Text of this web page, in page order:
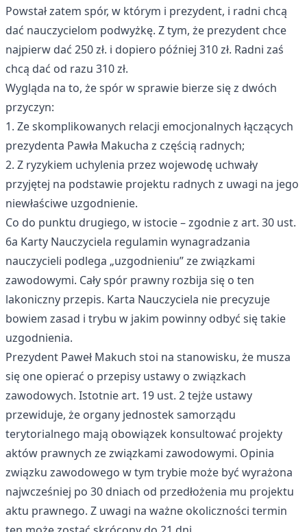
Powstał zatem spór, w którym i prezydent, i radni chcą
dać nauczycielom podwyżkę. Z tym, że prezydent chce
najpierw dać 250 zł. i dopiero później 310 zł. Radni zaś
chcą dać od razu 310 zł.
Wygląda na to, że spór w sprawie bierze się z dwóch
przyczyn:
1. Ze skomplikowanych relacji emocjonalnych łączących
prezydenta Pawła Makucha z częścią radnych;
2. Z ryzykiem uchylenia przez wojewodę uchwały
przyjętej na podstawie projektu radnych z uwagi na jego
niewłaściwe uzgodnienie.
Co do punktu drugiego, w istocie – zgodnie z art. 30 ust.
6a Karty Nauczyciela regulamin wynagradzania
nauczycieli podlega „uzgodnieniu” ze związkami
zawodowymi. Cały spór prawny rozbija się o ten
lakoniczny przepis. Karta Nauczyciela nie precyzuje
bowiem zasad i trybu w jakim powinny odbyć się takie
uzgodnienia.
Prezydent Paweł Makuch stoi na stanowisku, że musza
się one opierać o przepisy ustawy o związkach
zawodowych. Istotnie art. 19 ust. 2 tejże ustawy
przewiduje, że organy jednostek samorządu
terytorialnego mają obowiązek konsultować projekty
aktów prawnych ze związkami zawodowymi. Opinia
związku zawodowego w tym trybie może być wyrażona
najwcześniej po 30 dniach od przedłożenia mu projektu
aktu prawnego. Z uwagi na ważne okoliczności termin